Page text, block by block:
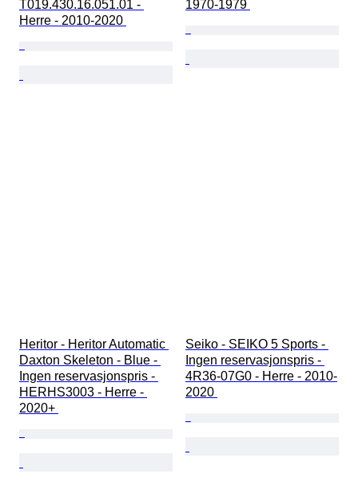
T019.430.16.051.01 -
Herre - 2010-2020
1970-1979
Heritor - Heritor Automatic
Daxton Skeleton - Blue -
Ingen reservasjonspris -
HERHS3003 - Herre -
2020+
Seiko - SEIKO 5 Sports -
Ingen reservasjonspris -
4R36-07G0 - Herre - 2010-
2020